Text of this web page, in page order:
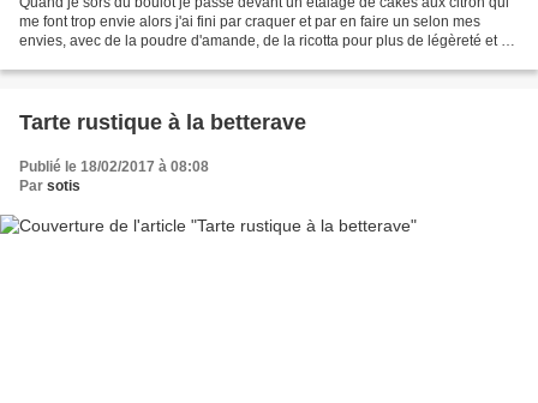
me font trop envie alors j'ai fini par craquer et par en faire un selon mes
envies, avec de la poudre d'amande, de la ricotta pour plus de légèreté et un
Tarte rustique à la betterave
Publié le 18/02/2017 à 08:08
Par sotis